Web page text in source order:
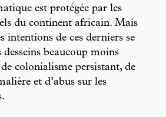
est protégée par les
du continent africain. Mais
intentions de ces derniers se
beaucoup moins
colonialisme persistant, de
et d’abus sur les